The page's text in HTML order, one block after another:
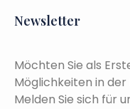
Newsletter
Möchten Sie als
Möglichkeiten in
Melden Sie sich für